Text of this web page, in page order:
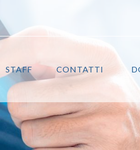
STAFF CONTATTI